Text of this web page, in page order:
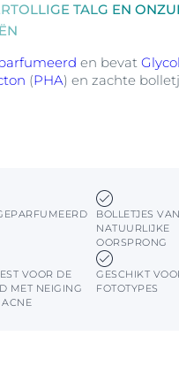
TALG EN
en bevat
(PHA) en zachte
BOLLETJES VAN
NATUURLIJKE
OORSPRONG
VOOR DE
MET NEIGING
ACNE
GESCHIKT
FOTOTYPES